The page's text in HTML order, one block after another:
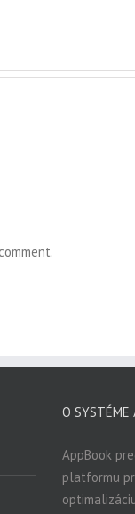
O SYSTÉME
AppBook
platformu